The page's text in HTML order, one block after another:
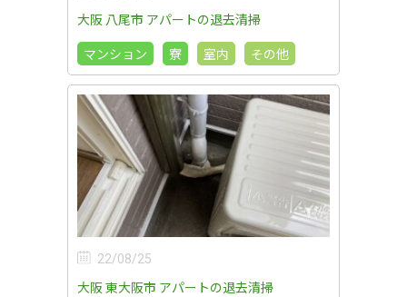
大阪 八尾市 アパートの退去清掃
マンション
寮 室内 その他
22/08/25
大阪 東大阪市 アパートの退去清掃